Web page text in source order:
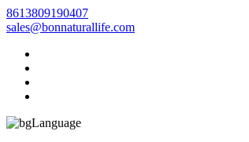
8613809190407
sales@bonnaturallife.com
Language